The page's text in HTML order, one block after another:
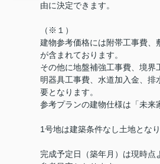
由に決定できます。
（※１）
建物参考価格には附帯工事費、
が含まれております。
その他に地盤補強工事費、境界
明器具工事費、水道加入金、排
要となります。
参考プランの建物仕様は「未来
1号地は建築条件なし土地となり
完成予定日（築年月）は現時点